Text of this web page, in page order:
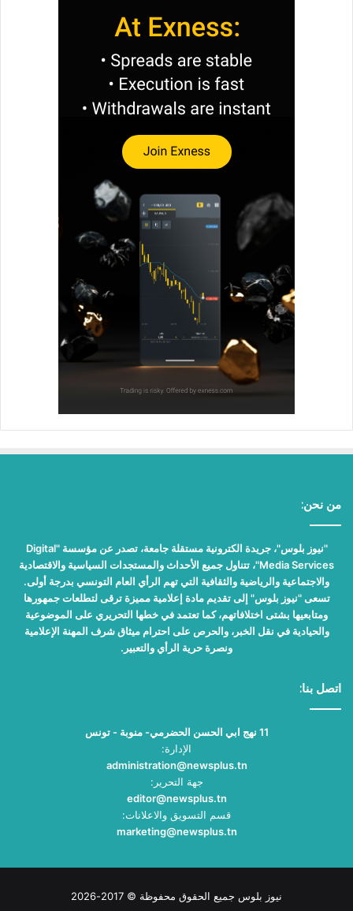
من نحن:
"نيوز بلوس"، جريدة الكترونية مستقلة جامعة، تصدر عن مؤسسة "Digital
Media Services"، تتناول جميع الأحداث والمستجدات السياسية والاقتصادية
والاجتماعية والرياضية والثقافية التي تهم الرأي العام التونسي بدرجة أولى.
تسعى "نيوز بلوس" إلى تقديم مادة إعلامية مميزة ترقى لتطلعات جمهورها
ومتابعيها بشتى اختلافاتهم، كما تعتمد في خطها التحريري على الموضوعية
والحيادية في نقل الخبر، والحرص على احترام ميثاق شرف المهنة الإعلامية
ونصرة حرية الرأي والتعبير.
اتصل بنا:
11 نهج ابي الحسن الحضرمي- منوبة - تونس
الإدارة:
administration@newsplus.tn
جهة التحرير:
editor@newsplus.tn
قسم التسويق والاعلانات:
marketing@newsplus.tn
نيوز بلوس جميع الحقوق محفوظة © 2017-2026